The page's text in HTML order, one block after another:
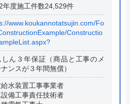
年度施工件数24,529件
www.koukannotatsujin.com/Fo
Constructio
しん３年保証（商品と工事のメ
ンスが３年間無償）
水装置工事事業者
備工事責任技術者